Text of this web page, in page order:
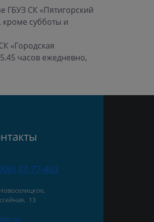
ГБУЗ СК «Пятигорский
субботы и
«Городская
часов ежедневно,
47-77-463
13